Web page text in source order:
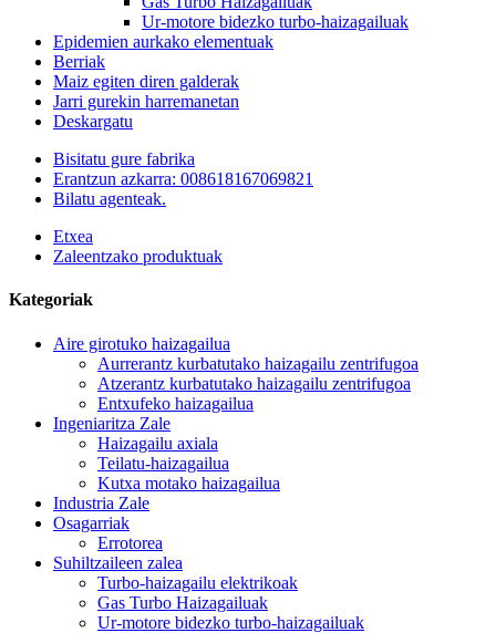
Ur-motore bidezko turbo-haizagailuak
Epidemien aurkako elementuak
Berriak
Maiz egiten diren galderak
Jarri gurekin harremanetan
Deskargatu
Bisitatu gure fabrika
Erantzun azkarra: 008618167069821
Bilatu agenteak.
Etxea
Zaleentzako produktuak
Kategoriak
Aire girotuko haizagailua
Aurrerantz kurbatutako haizagailu zentrifugoa
Atzerantz kurbatutako haizagailu zentrifugoa
Entxufeko haizagailua
Ingeniaritza Zale
Haizagailu axiala
Teilatu-haizagailua
Kutxa motako haizagailua
Industria Zale
Osagarriak
Errotorea
Suhiltzaileen zalea
Turbo-haizagailu elektrikoak
Gas Turbo Haizagailuak
Ur-motore bidezko turbo-haizagailuak